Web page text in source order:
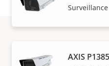
AXIS